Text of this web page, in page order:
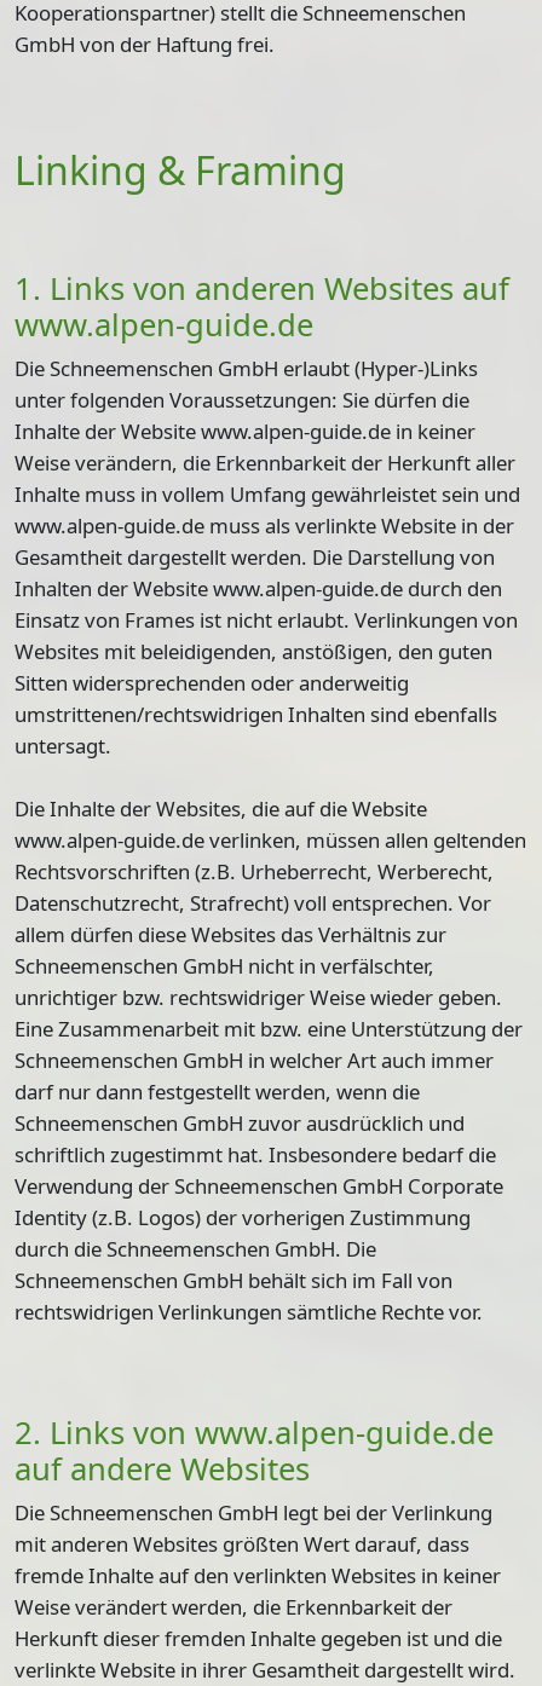
Kooperationspartner) stellt die Schneemenschen
GmbH von der Haftung frei.
Linking & Framing
1. Links von anderen Websites auf
www.alpen-guide.de
Die Schneemenschen GmbH erlaubt (Hyper-)Links
unter folgenden Voraussetzungen: Sie dürfen die
Inhalte der Website www.alpen-guide.de in keiner
Weise verändern, die Erkennbarkeit der Herkunft aller
Inhalte muss in vollem Umfang gewährleistet sein und
www.alpen-guide.de muss als verlinkte Website in der
Gesamtheit dargestellt werden. Die Darstellung von
Inhalten der Website www.alpen-guide.de durch den
Einsatz von Frames ist nicht erlaubt. Verlinkungen von
Websites mit beleidigenden, anstößigen, den guten
Sitten widersprechenden oder anderweitig
umstrittenen/rechtswidrigen Inhalten sind ebenfalls
untersagt.
Die Inhalte der Websites, die auf die Website
www.alpen-guide.de verlinken, müssen allen geltenden
Rechtsvorschriften (z.B. Urheberrecht, Werberecht,
Datenschutzrecht, Strafrecht) voll entsprechen. Vor
allem dürfen diese Websites das Verhältnis zur
Schneemenschen GmbH nicht in verfälschter,
unrichtiger bzw. rechtswidriger Weise wieder geben.
Eine Zusammenarbeit mit bzw. eine Unterstützung der
Schneemenschen GmbH in welcher Art auch immer
darf nur dann festgestellt werden, wenn die
Schneemenschen GmbH zuvor ausdrücklich und
schriftlich zugestimmt hat. Insbesondere bedarf die
Verwendung der Schneemenschen GmbH Corporate
Identity (z.B. Logos) der vorherigen Zustimmung
durch die Schneemenschen GmbH. Die
Schneemenschen GmbH behält sich im Fall von
rechtswidrigen Verlinkungen sämtliche Rechte vor.
2. Links von www.alpen-guide.de
auf andere Websites
Die Schneemenschen GmbH legt bei der Verlinkung
mit anderen Websites größten Wert darauf, dass
fremde Inhalte auf den verlinkten Websites in keiner
Weise verändert werden, die Erkennbarkeit der
Herkunft dieser fremden Inhalte gegeben ist und die
verlinkte Website in ihrer Gesamtheit dargestellt wird.